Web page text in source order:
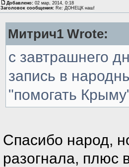
Добавлено: 02 мар, 2014, 0:18
Заголовок сообщения: Re: ДОНЕЦК наш!
Митрич1 Wrote:
с завтрашнего
запись в
"помогать
Спасибо народ,
разогнала, плюс